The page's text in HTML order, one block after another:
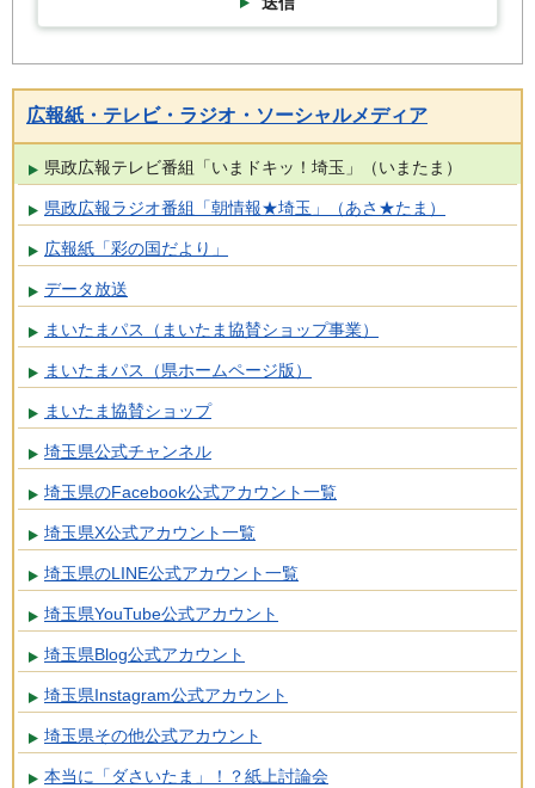
広報紙・テレビ・ラジオ・ソーシャルメディア
県政広報テレビ番組「いまドキッ！埼玉」（いまたま）
県政広報ラジオ番組「朝情報★埼玉」（あさ★たま）
広報紙「彩の国だより」
データ放送
まいたまパス（まいたま協賛ショップ事業）
まいたまパス（県ホームページ版）
まいたま協賛ショップ
埼玉県公式チャンネル
埼玉県のFacebook公式アカウント一覧
埼玉県X公式アカウント一覧
埼玉県のLINE公式アカウント一覧
埼玉県YouTube公式アカウント
埼玉県Blog公式アカウント
埼玉県Instagram公式アカウント
埼玉県その他公式アカウント
本当に「ダさいたま」！？紙上討論会